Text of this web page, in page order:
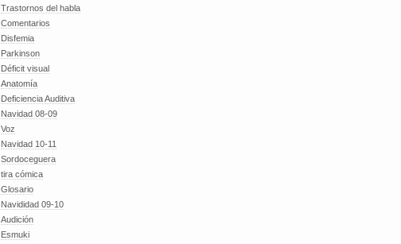
Trastornos del habla
Comentarios
Disfemia
Parkinson
Déficit visual
Anatomía
Deficiencia Auditiva
Navidad 08-09
Voz
Navidad 10-11
Sordoceguera
tira cómica
Glosario
Navididad 09-10
Audición
Esmuki